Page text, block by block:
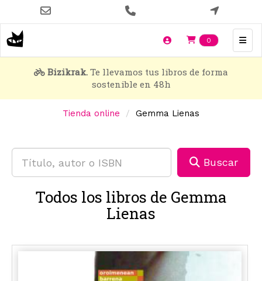
contenido
principal
0 Items en
Bizikrak. Te llevamos tus libros de forma
sostenible en 48h
Tienda online Gemma Lienas
Buscar
Todos los libros de Gemma
Lienas